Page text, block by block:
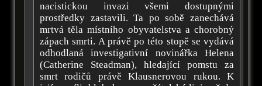
nacistickou invazi všemi dostupnými
prostředky zastavili. Ta po sobě zanechává
mrtvá těla místního obyvatelstva a chorobný
zápach smrti. A právě po této stopě se vydává
odhodlaná investigativní novinářka Helena
(Catherine Steadman), hledající pomstu za
smrt rodičů právě Klausnerovou rukou. K